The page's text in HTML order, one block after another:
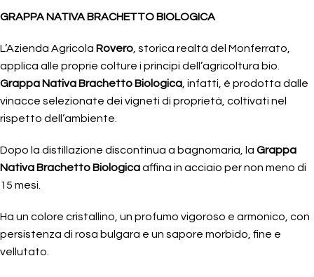
GRAPPA NATIVA BRACHETTO BIOLOGICA
L’Azienda Agricola Rovero , storica realtà del Monferrato,
applica alle proprie colture i principi dell’agricoltura bio.
Grappa Nativa Brachetto Biologica , infatti, è prodotta dalle
vinacce selezionate dei vigneti di proprietà, coltivati nel
rispetto dell’ambiente.
Dopo la distillazione discontinua a bagnomaria, la Grappa
Nativa Brachetto Biologicaaffina in acciaio per non meno di
15 mesi.
Ha un colore cristallino, un profumo vigoroso e armonico, con
persistenza di rosa bulgara e un sapore morbido, fine e
vellutato.